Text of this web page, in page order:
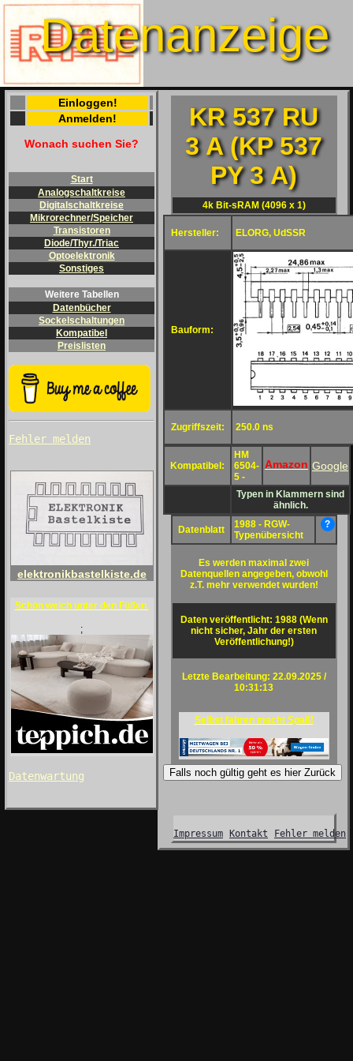
Datenanzeige
Einloggen!
Anmelden!
Wonach suchen Sie?
Start
Analogschaltkreise
Digitalschaltkreise
Mikrorechner/Speicher
Transistoren
Diode/Thyr./Triac
Optoelektronik
Sonstiges
Weitere Tabellen
Datenbücher
Sockelschaltungen
Kompatibel
Preislisten
Fehler melden
elektronikbastelkiste.de
Schön weich unter den Füßen.
;
Datenwartung
KR 537 RU
3 A (KP 537
PY 3 A)
4k Bit-sRAM (4096 x 1)
Hersteller: ELORG, UdSSR
Bauform:
Zugriffszeit: 250.0 ns
Kompatibel:
HM
6504-
5 -
Amazon Google
Typen in Klammern sind
ähnlich.
Datenblatt
1988 - RGW-
Typenübersicht
?
Es werden maximal zwei
Datenquellen angegeben, obwohl
z.T. mehr verwendet wurden!
Daten veröffentlicht: 1988 (Wenn
nicht sicher, Jahr der ersten
Veröffentlichung!)
Letzte Bearbeitung: 22.09.2025 /
10:31:13
Selbst fahren macht Spaß!
Falls noch gültig geht es hier Zurück
Impressum Kontakt Fehler melden